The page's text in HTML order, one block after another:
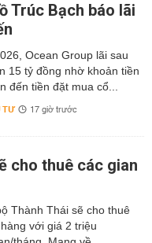
Trúc Bạch báo lãi
Ocean Group lãi sau
15 tỷ đồng nhờ khoản tiền
đến tiền đặt mua cổ...
17 giờ trước
cho thuê các gian
Thành Thái sẽ cho thuê
với giá 2 triệu